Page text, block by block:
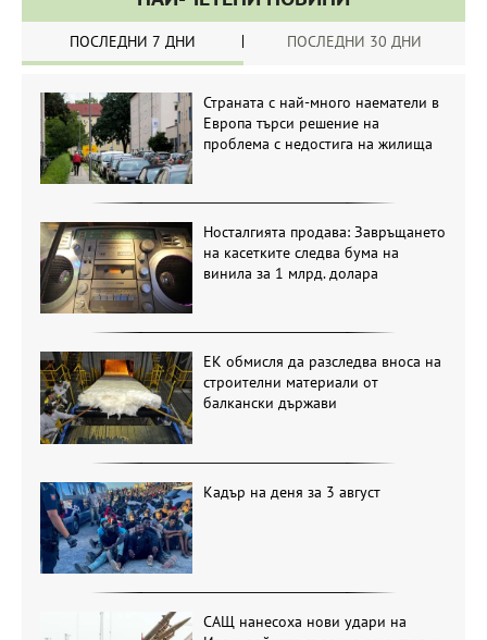
ПОСЛЕДНИ 7 ДНИ ПОСЛЕДНИ 30 ДНИ
Страната с най-много наематели в
Европа търси решение на
проблема с недостига на жилища
Носталгията продава: Завръщането
на касетките следва бума на
винила за 1 млрд. долара
ЕК обмисля да разследва вноса на
строителни материали от
балкански държави
Кадър на деня за 3 август
САЩ нанесоха нови удари на